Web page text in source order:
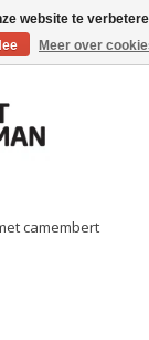
in huis!
camembert
website te
Meer over